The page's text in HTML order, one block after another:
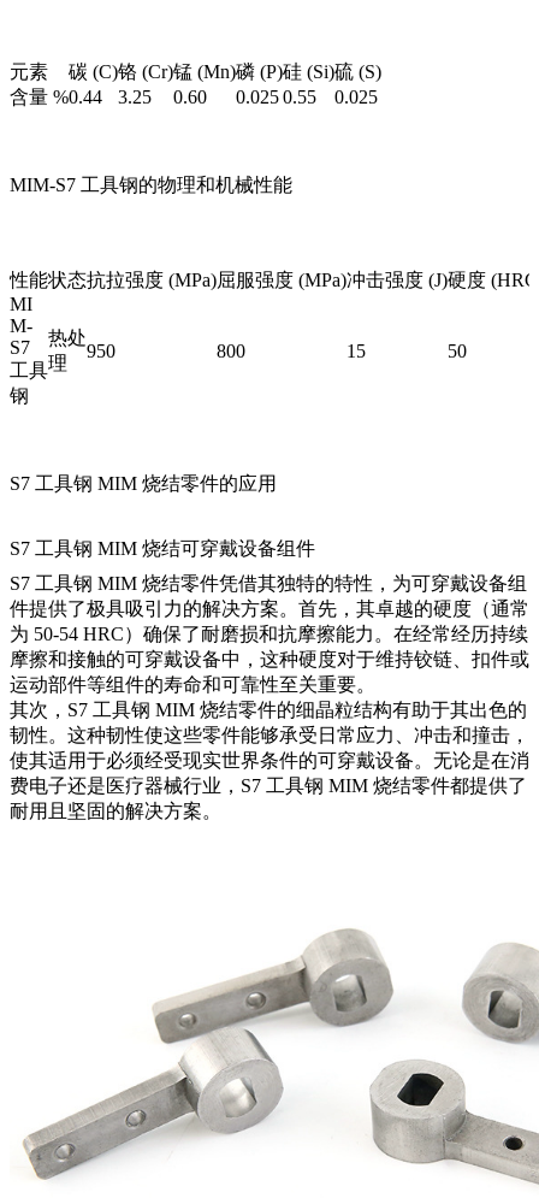
元素 碳 (C)铬 (Cr)锰 (Mn)磷 (P)硅 (Si)硫 (S)
含量 %0.44 3.25 0.60 0.0250.55 0.025
MIM-S7 工具钢的物理和机械性能
性能状态抗拉强度 (MPa)屈服强度 (MPa)冲击强度 (J)硬度
MI
M-
S7
工具
钢
热处
理
950 800 15 50
S7 工具钢 MIM 烧结零件的应用
S7 工具钢 MIM 烧结可穿戴设备组件
S7 工具钢 MIM 烧结零件凭借其独特的特性，为可穿戴设备组
件提供了极具吸引力的解决方案。首先，其卓越的硬度（通常
为 50-54 HRC）确保了耐磨损和抗摩擦能力。在经常经历持续
摩擦和接触的可穿戴设备中，这种硬度对于维持铰链、扣件或
运动部件等组件的寿命和可靠性至关重要。
其次，S7 工具钢 MIM 烧结零件的细晶粒结构有助于其出色的
韧性。这种韧性使这些零件能够承受日常应力、冲击和撞击，
使其适用于必须经受现实世界条件的可穿戴设备。无论是在消
费电子还是医疗器械行业，S7 工具钢 MIM 烧结零件都提供了
耐用且坚固的解决方案。